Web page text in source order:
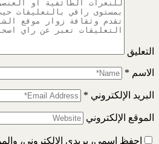
التعليق
الاسم *
البريد الإلكتروني *
الموقع الإلكتروني
احفظ اسمي، بريدي الإلكتروني،